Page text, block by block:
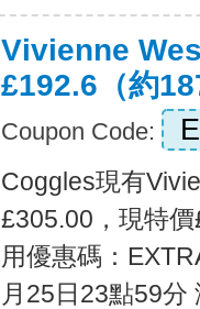
Vivienne
£192.6（約
Coupon Code:
Coggles現有
£305.00，現特
用優惠碼：
月25日23點59分